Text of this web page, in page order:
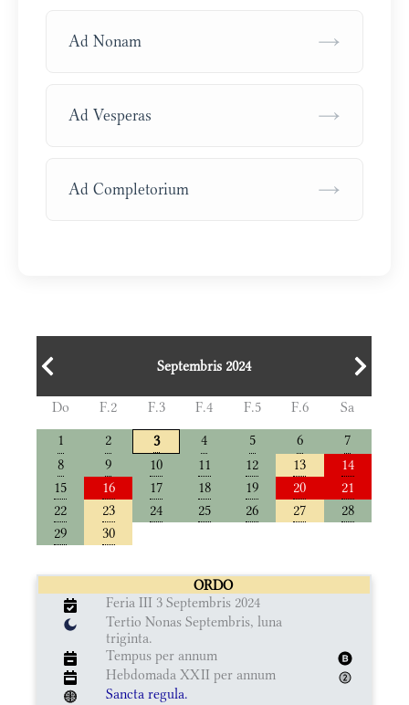
Ad Nonam →
Ad Vesperas →
Ad Completorium →
Septembris 2024
Do F.2 F.3 F.4 F.5 F.6
Sa
1
2 3 4 5 6
7
8
9 10 11 12 13
14
15
16 17 18 19 20
21
22
23 24 25 26 27
28
29
30
ORDO
Feria III 3 Septembris 2024
Tertio Nonas Septembris, luna
triginta.
Tempus per annum
Hebdomada XXII per annum
Sancta regula.